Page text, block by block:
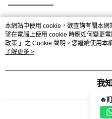
熱門標籤
熱銷排行
本網站中使用 cookie，欲查詢有關本網
望在電腦上使用 cookie 時應如何變更
政策 」之 Cookie 聲明。您繼續使用本
條款之 Cookie 聲明使用 cookie。
了解更多 >
我